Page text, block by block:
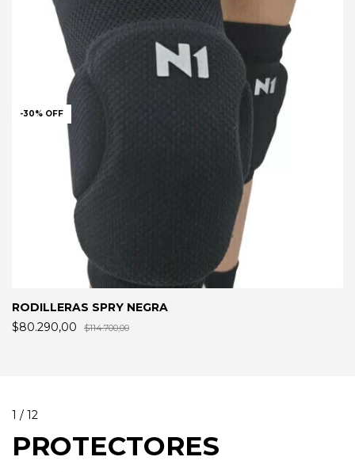
-30% OFF
RODILLERAS SPRY NEGRA
$80.290,00
$114.700,00
1 / 12
PROTECTORES